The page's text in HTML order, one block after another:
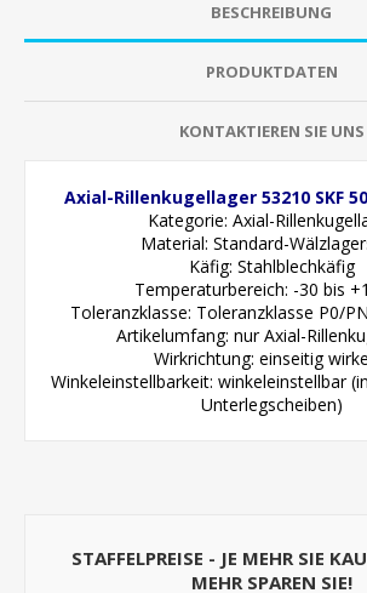
BESCHREIBUNG
PRODUKTDATEN
KONTAKTIEREN SIE UNS
Axial-Rillenkugellager 53210 SKF
Kategorie: Axial-
Material: Standard-
Käfig: Stahlblechkäfig
Temperaturbereich: -30 bis
Toleranzklasse: Toleranzklasse P0/
Artikelumfang: nur Axial-
Wirkrichtung: einseitig
Winkeleinstellbarkeit: winkeleinstellbar
Unterlegscheiben)
STAFFELPREISE - JE MEHR SIE
MEHR SPAREN SIE!